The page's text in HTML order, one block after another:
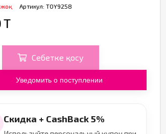
Артикул: TOY9258
T
Себетке қосу
Уведомить о поступлении
Скидка + CashBack 5%